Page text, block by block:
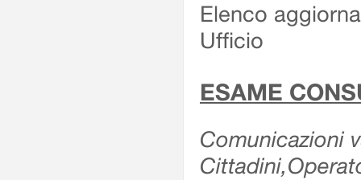
Elenco
Ufficio
ESAME
Comunicazioni